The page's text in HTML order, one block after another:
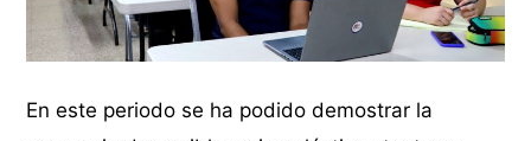
En este periodo se ha podido demostrar la